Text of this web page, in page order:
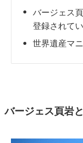
バージェス
登録されて
世界遺産マ
バージェス頁岩